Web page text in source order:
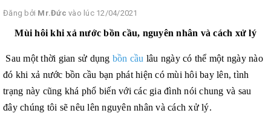
Đăng bởi Mr.Đức vào lúc 12/04/2021
Mùi hôi khi xả nước bồn cầu, nguyên nhân và cách xử lý
Sau một thời gian sử dụng bồn cầu lâu ngày có thể một ngày nào
đó khi xả nước bồn cầu bạn phát hiện có mùi hôi bay lên, tình
trạng này cũng khá phổ biến với các gia đình nói chung và sau
đây chúng tôi sẽ nêu lên nguyên nhân và cách xử lý.